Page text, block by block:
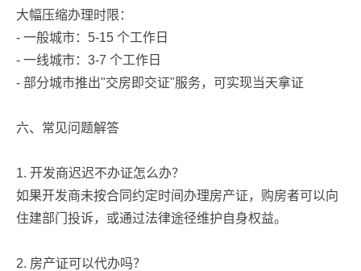
大幅压缩办理时限：
- 一般城市：5-15 个工作日
- 一线城市：3-7 个工作日
- 部分城市推出"交房即交证"服务，可实现当天拿证
六、常见问题解答
1. 开发商迟迟不办证怎么办？
如果开发商未按合同约定时间办理房产证，购房者可以向
住建部门投诉，或通过法律途径维护自身权益。
2. 房产证可以代办吗？